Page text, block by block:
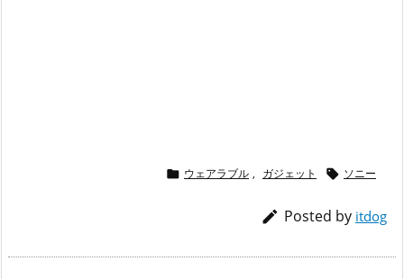
 ウェアラブル , ガジェット  ソニー
 Posted by itdog